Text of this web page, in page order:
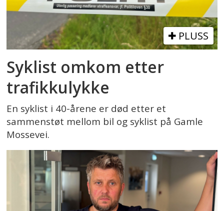
PLUSS
Syklist omkom etter
trafikkulykke
En syklist i 40-årene er død etter et
sammenstøt mellom bil og syklist på Gamle
Mossevei.